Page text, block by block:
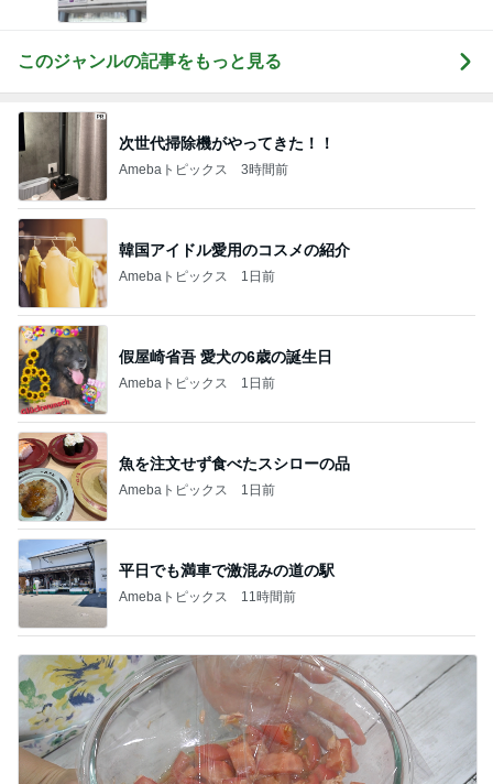
このジャンルの記事をもっと見る
次世代掃除機がやってきた！！
Amebaトピックス 3時間前
韓国アイドル愛用のコスメの紹介
Amebaトピックス 1日前
假屋崎省吾 愛犬の6歳の誕生日
Amebaトピックス 1日前
魚を注文せず食べたスシローの品
Amebaトピックス 1日前
平日でも満車で激混みの道の駅
Amebaトピックス 11時間前